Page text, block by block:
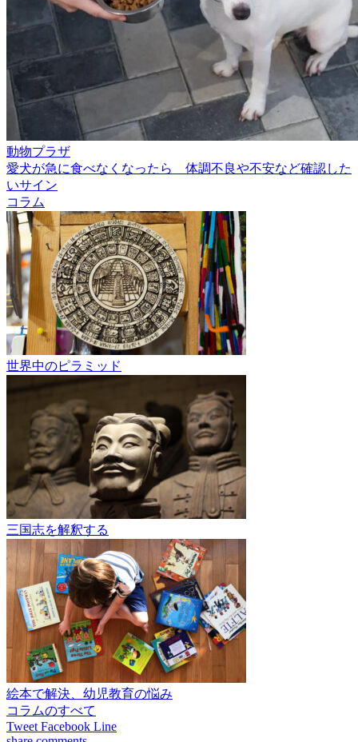
動物プラザ
愛犬が急に食べなくなったら 体調不良や不安など確認した
いサイン
コラム
世界中のピラミッド
三国志を解釈する
絵本で解決、幼児教育の悩み
コラムのすべて
Tweet Facebook Line